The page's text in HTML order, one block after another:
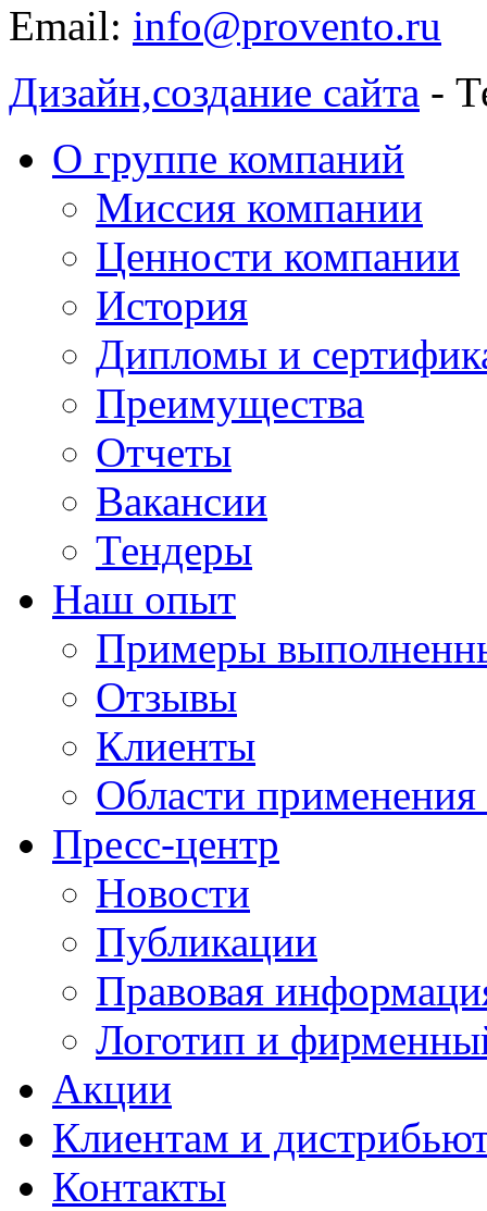
Email: info@provento.ru
Дизайн,создание сайта -
О группе компаний
Миссия компании
Ценности компании
История
Дипломы и
Преимущества
Отчеты
Вакансии
Тендеры
Наш опыт
Примеры
Отзывы
Клиенты
Области
Пресс-центр
Новости
Публикации
Правовая
Логотип и
Акции
Клиентам и
Контакты